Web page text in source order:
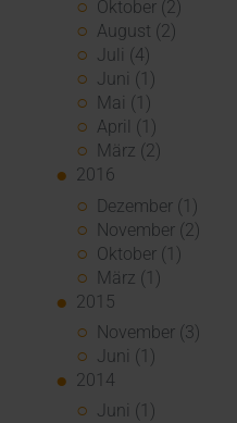
Oktober (2)
August (2)
Juli (4)
Juni (1)
Mai (1)
April (1)
März (2)
2016
Dezember (1)
November (2)
Oktober (1)
März (1)
2015
November (3)
Juni (1)
2014
Juni (1)